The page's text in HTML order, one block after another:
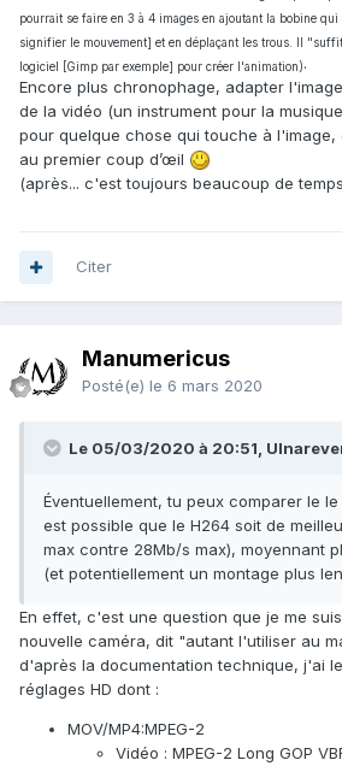
pourrait se faire en 3 à 4 images en ajoutant la bobine
signifier le mouvement] et en déplaçant les trous. Il
logiciel [Gimp par exemple] pour créer l'animation).
Encore plus chronophage, adapter
de la vidéo (un instrument pour la
pour quelque chose qui touche à l'image,
au premier coup d’œil
(après... c'est toujours beaucoup de
Citer
Manumericus
Posté(e) le 6 mars 2020
Le 05/03/2020 à 20:51,
Éventuellement, tu peux comparer le le
est possible que le H264 soit de
max contre 28Mb/s max), moyennant
(et potentiellement un montage plus
En effet, c'est une question que je me
nouvelle caméra, dit "autant l'utiliser au
d'après la documentation technique, j'ai
réglages HD dont :
MOV/MP4:MPEG-2
Vidéo : MPEG-2 Long GOP